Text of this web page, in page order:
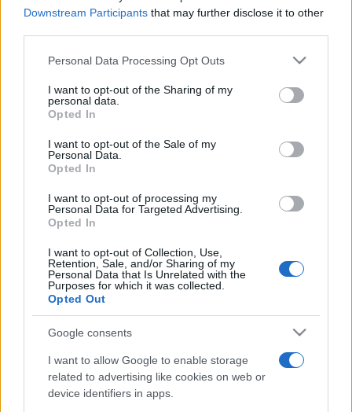
Downstream Participants that may further disclose it to other
Please note that this website/app uses one or more Google
not limited to your visit or usage behaviour. You may click to
grant or deny consent to Google and its third-party tags to
use your data for below specified purposes in below Google
consent section.
Personal Data Processing Opt Outs
I want to opt-out of the Sharing of my
personal data.
Opted In
I want to opt-out of the Sale of my
Personal Data.
Opted In
I want to opt-out of processing my
Personal Data for Targeted Advertising.
Opted In
I want to opt-out of Collection, Use,
Retention, Sale, and/or Sharing of my
Personal Data that Is Unrelated with the
Purposes for which it was collected.
Opted Out
Google consents
I want to allow Google to enable storage
related to advertising like cookies on web or
device identifiers in apps.
„Gyakorlatilag nyolc nap alatt készült el ez a másfél órás
kifejezetten erős és érvényes színháznak tartunk” –
mondta Tasnádi István író a Majdnem 20 című darabról, mely
a Bárka Színháznak állít emléket. A szerzőt a történetről, a
fesztivál keretei között színdarabot készíteni.
EGYÉB
A színészet kamikaze-szakma
A színészet a bátorságról szól, arról, hogy mindennap
felmegyünk a színpadra, és a legsérülékenyebb énünket
mutatjuk meg a nézőknek – mondja Spolarics Andrea
színésznő, akit idén Kaszás Attila-díjra jelöltek. Vele
beszélgettünk arról, hogyan lett belőle a legszerethetőbb
Mostoha a János vitézben, mi ösztönözte a színészi pályára
és mi ad erőt évi nyolc premierhez, a tanításhoz és a